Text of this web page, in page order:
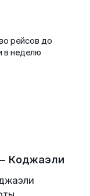
рейсов до
в неделю
Коджаэли